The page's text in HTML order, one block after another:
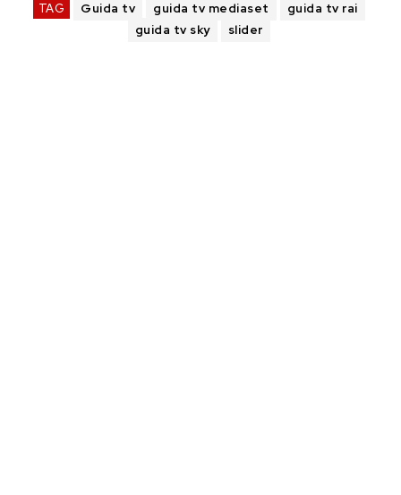
TAG Guida tv guida tv mediaset
guida tv rai
guida tv sky
slider